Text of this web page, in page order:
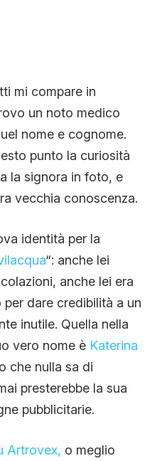
mi compare in
un noto medico
nome e cognome.
punto la curiosità
la signora in foto, e
vecchia conoscenza.
identità per la
“: anche lei
anche lei era
dare credibilità a un
inutile. Quella nella
vero nome è Katerina
che nulla sa di
presterebbe la sua
pubblicitarie.
Artrovex, o meglio